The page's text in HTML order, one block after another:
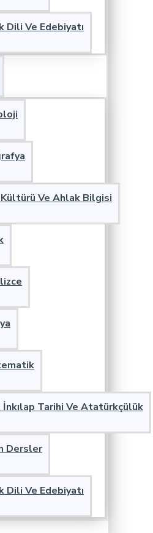
Dili Ve Edebiyatı
Ve Ahlak Bilgisi
İnkılap Tarihi Ve Atatürkçülük
Dersler
Dili Ve Edebiyatı